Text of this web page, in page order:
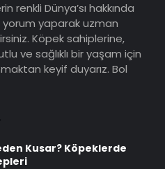
renkli Dünya’sı hakkında
yaparak uzman
Köpek sahiplerine,
ve sağlıklı bir yaşam için
keyif duyarız. Bol
Kusar? Köpeklerde